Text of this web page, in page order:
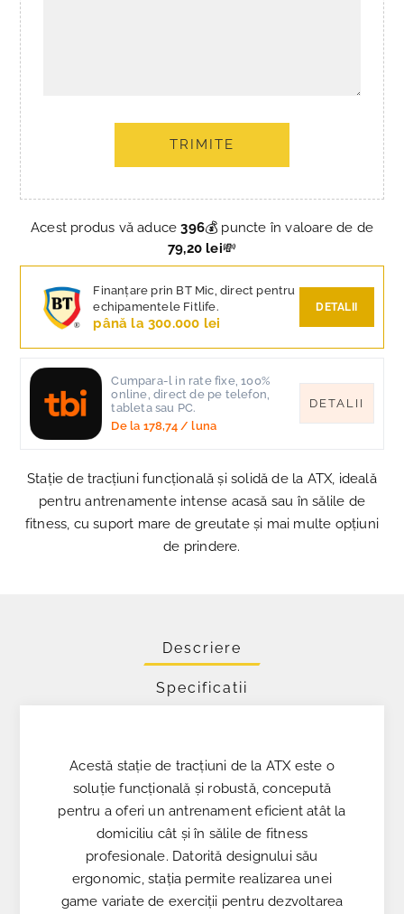
TRIMITE
Acest produs vă aduce396💰 puncte în valoare de de
79,20 lei💸
Finanțare prin BT Mic, direct pentru
echipamentele Fitlife.
până la 300.000 lei
DETALII
Cumpara-l in rate fixe, 100%
online, direct de pe telefon,
tableta sau PC.
De la 178,74/ luna
DETALII
Stație de tracțiuni funcțională și solidă de la ATX, ideală
pentru antrenamente intense acasă sau în sălile de
fitness, cu suport mare de greutate și mai multe opțiuni
de prindere.
Descriere
Specificatii
Acestă stație de tracțiuni de la ATX este o
soluție funcțională și robustă, concepută
pentru a oferi un antrenament eficient atât la
domiciliu cât și în sălile de fitness
profesionale. Datorită designului său
ergonomic, stația permite realizarea unei
game variate de exerciții pentru dezvoltarea